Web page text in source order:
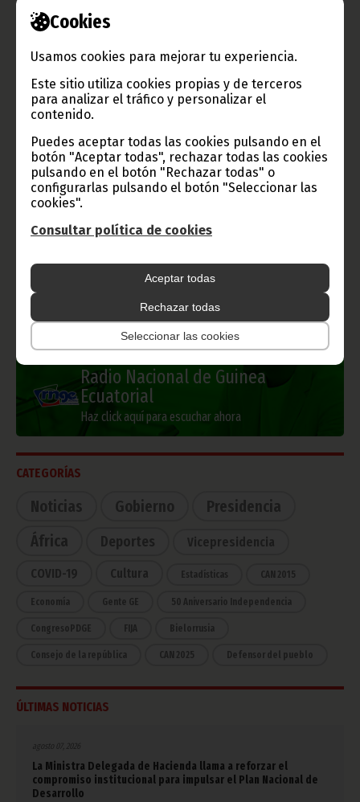
Cookies
Usamos cookies para mejorar tu experiencia.
Este sitio utiliza cookies propias y de terceros
para analizar el tráfico y personalizar el
contenido.
Puedes aceptar todas las cookies pulsando en el
botón "Aceptar todas", rechazar todas las cookies
pulsando en el botón "Rechazar todas" o
configurarlas pulsando el botón "Seleccionar las
cookies".
Consultar política de cookies
Aceptar todas
Rechazar todas
Seleccionar las cookies
Texto: Luis Felipe Rondo (G. P. Primer Ministro).
Foto: Archivo.
Oficina de Información y Prensa de Guinea Ecuatorial.
Gobierno e Instituciones
Información de Guinea Ecuatorial
Radio Nacional de Guinea
Ecuatorial
Haz click aquí para escuchar ahora
CATEGORÍAS
Noticias Gobierno
Presidencia
África
Deportes Vicepresidencia
COVID-19 Cultura Estadísticas CAN 2015
Economía Gente GE 50 Aniversario Independencia
CongresoPDGE FIJA Bielorrusia
Consejo de la república CAN 2025 Defensor del pueblo
ÚLTIMAS NOTICIAS
agosto 07, 2026
La Ministra Delegada de Hacienda llama a reforzar el
compromiso institucional para impulsar el Plan Nacional de
Desarrollo